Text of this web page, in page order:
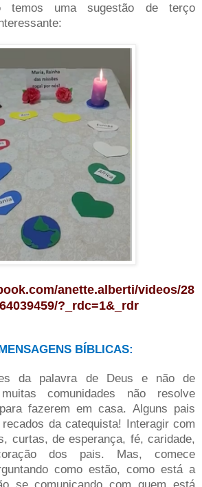
temos uma sugestão de terço
anette.alberti/videos/28
?_rdc=1&_rdr
BÍBLICAS:
da palavra de Deus e não de
comunidades não resolve
fazerem em casa. Alguns pais
da catequista! Interagir com
curtas, de esperança, fé, caridade,
dos pais. Mas, comece
como estão, como está a